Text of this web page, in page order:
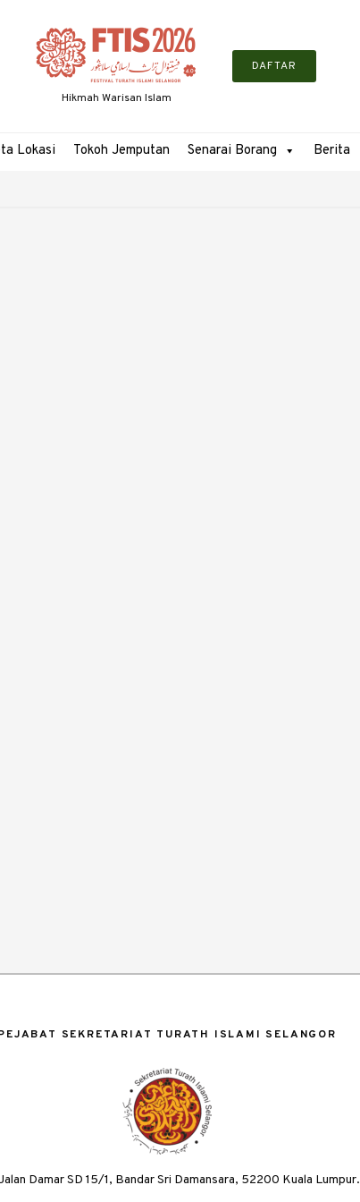
Hikmah Warisan Islam
DAFTAR
Lokasi Tokoh Jemputan Senarai Borang Berita
SEKRETARIAT TURATH ISLAMI SELANGOR
Damar SD 15/1, Bandar Sri Damansara, 52200 Kuala Lumpur.